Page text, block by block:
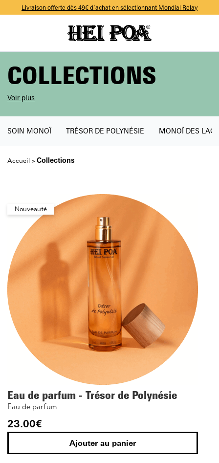
Livraison offerte dès 49€ d’achat en sélectionnant Mondial Relay
-10% sur votre première commande avec le code WELCOME
-10% sur votre première commande avec le code WELCOME
COLLECTIONS
Voir plus
SOIN MONOÏ TRÉSOR DE POLYNÉSIE MONOÏ DES
Accueil > Collections
Nouveauté
Eau de parfum - Trésor de Polynésie
Eau de parfum
23.00€
Ajouter au panier